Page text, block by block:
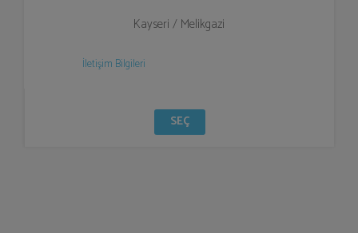
Kayseri / Melikgazi
İletişim Bilgileri
SEÇ